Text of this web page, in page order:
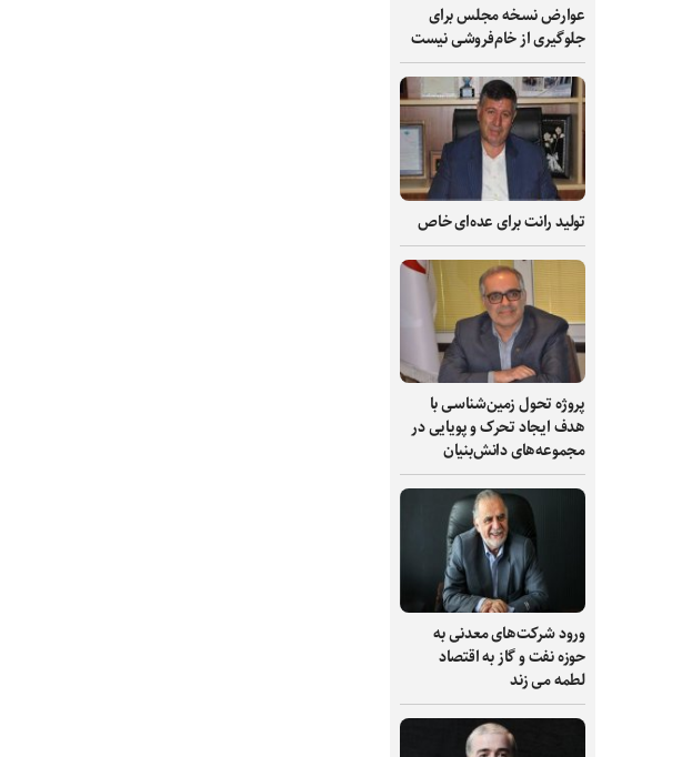
عوارض نسخه مجلس برای
جلوگیری از خام‌فروشی نیست
تولید رانت برای عده‌ای خاص
پروژه تحول زمین‌شناسی با
هدف ایجاد تحرک و پویایی در
مجموعه‌های دانش‌بنیان
ورود شرکت‌های معدنی به
حوزه نفت و گاز به اقتصاد
لطمه می زند